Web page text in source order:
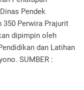
Pendek
350 Perwira Prajurit
dipimpin oleh
dan Latihan
SUMBER :